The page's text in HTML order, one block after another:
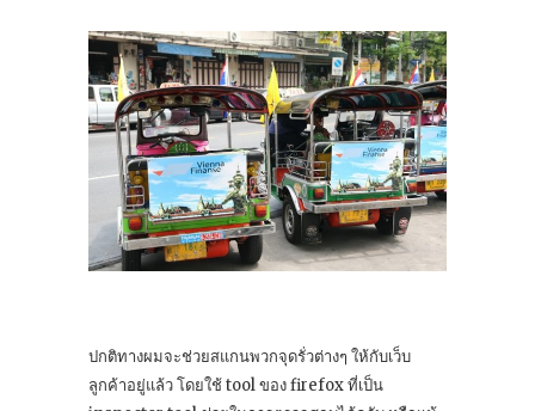
ปกติทางผมจะช่วยสแกนพวกจุดรั่วต่างๆ ให้กับเว็บ
ลูกค้าอยู่แล้ว โดยใช้ tool ของ firefox ที่เป็น